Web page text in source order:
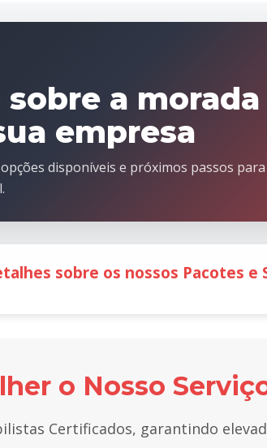
a morada
empresa
disponíveis e próximos passos
sobre os nossos Pacotes e
o Nosso
Certificados, garantindo